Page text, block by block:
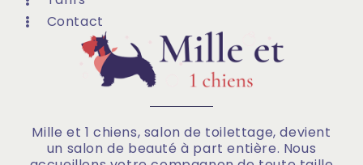
Contact
Mille et 1 chiens, salon de toilettage, devient
un salon de beauté à part entière. Nous